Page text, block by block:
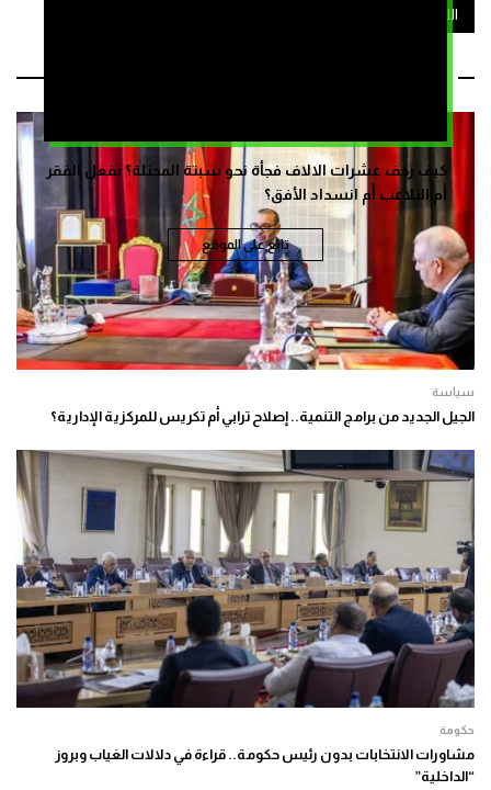
كيف زحف عشرات الالاف فجأة نحو سبتة المحتلة؟ بفعل الفقر
أم التلاعب أم انسداد الأفق؟
تابع على الموقع
اللحوم الحمراء
سياسة
الجيل الجديد من برامج التنمية.. إصلاح ترابي أم تكريس للمركزية الإدارية؟
حكومة
مشاورات الانتخابات بدون رئيس حكومة.. قراءة في دلالات الغياب وبروز
“الداخلية”